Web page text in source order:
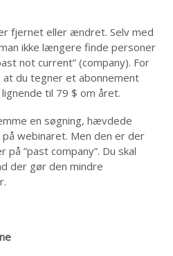
fjernet eller ændret. Selv med
ikke længere finde personer
not current” (company). For
du tegner et abonnement
til 79 $ om året.
en søgning, hævdede
webinaret. Men den er der
på ”past company”. Du skal
der gør den mindre